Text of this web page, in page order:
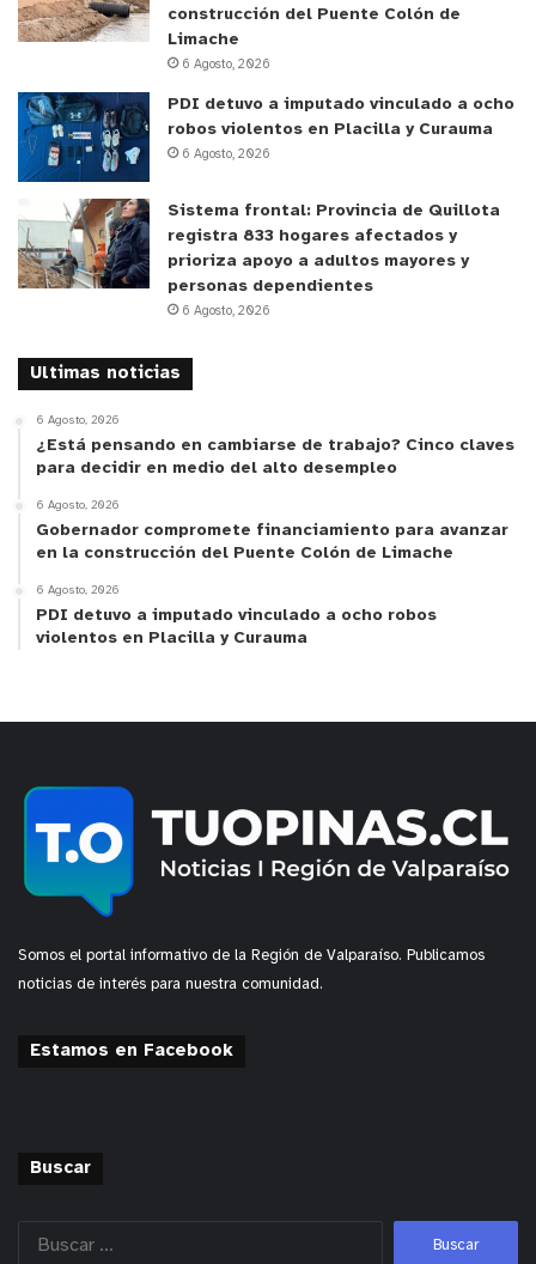
construcción del Puente Colón de
Limache
6 Agosto, 2026
PDI detuvo a imputado vinculado a ocho
robos violentos en Placilla y Curauma
6 Agosto, 2026
Sistema frontal: Provincia de Quillota
registra 833 hogares afectados y
prioriza apoyo a adultos mayores y
personas dependientes
6 Agosto, 2026
Ultimas noticias
6 Agosto, 2026
¿Está pensando en cambiarse de trabajo? Cinco claves
para decidir en medio del alto desempleo
6 Agosto, 2026
Gobernador compromete financiamiento para avanzar
en la construcción del Puente Colón de Limache
6 Agosto, 2026
PDI detuvo a imputado vinculado a ocho robos
violentos en Placilla y Curauma
Somos el portal informativo de la Región de Valparaíso. Publicamos
noticias de interés para nuestra comunidad.
Estamos en Facebook
Buscar